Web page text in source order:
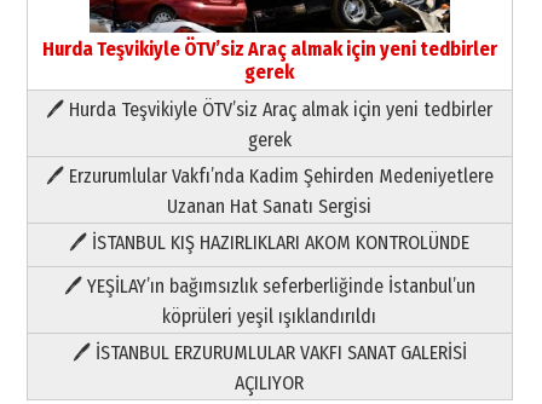
Hurda Teşvikiyle ÖTV’siz Araç almak için yeni tedbirler
gerek
🖊 Hurda Teşvikiyle ÖTV’siz Araç almak için yeni tedbirler
gerek
🖊 Erzurumlular Vakfı’nda Kadim Şehirden Medeniyetlere
Uzanan Hat Sanatı Sergisi
🖊 İSTANBUL KIŞ HAZIRLIKLARI AKOM KONTROLÜNDE
🖊 YEŞİLAY’ın bağımsızlık seferberliğinde İstanbul’un
köprüleri yeşil ışıklandırıldı
🖊 İSTANBUL ERZURUMLULAR VAKFI SANAT GALERİSİ
AÇILIYOR
Paranın Aile Kültüründeki Yeri
03 Ağustos 2026 Pazartesi
Yıldırım Gündoğdu
HAVVA’NIN ÜÇ KIZI
09 Temmuz 2026 Perşembe
Yusuf POLAT
Şampiyonluk Sebahattin Şirin’e